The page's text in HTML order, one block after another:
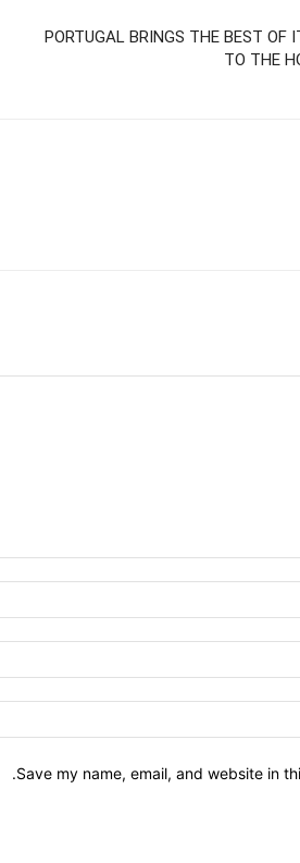
PORTUGAL BRINGS THE BEST OF
TO THE
Save my name, email, and website in